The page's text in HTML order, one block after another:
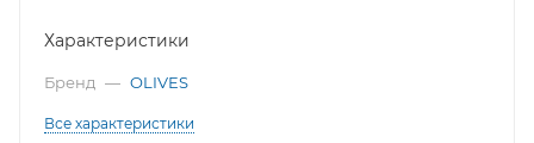
Характеристики
Бренд — OLIVES
Все характеристики